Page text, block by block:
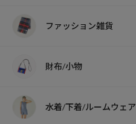
ファッション雑貨
財布/小物
水着/下着/ルームウェア